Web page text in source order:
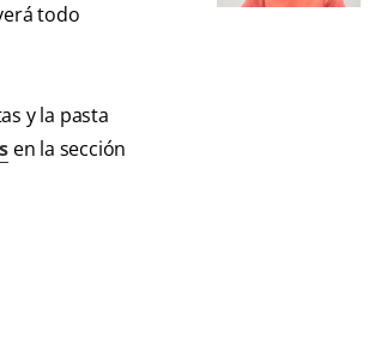
todo
y la pasta
en la sección